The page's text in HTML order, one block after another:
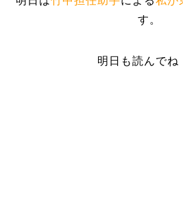
す。
明日も読んでね